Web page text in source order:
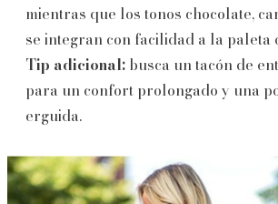
mientras que los tonos chocolate,
se integran con facilidad a la paleta
Tip adicional: busca un tacón de
para un confort prolongado y una
erguida.